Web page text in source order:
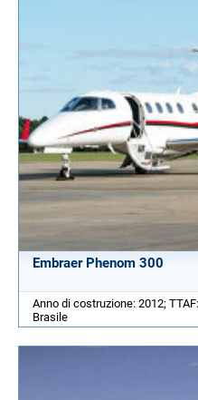
Embraer Phenom 300
Anno di costruzione: 2012;
Brasile